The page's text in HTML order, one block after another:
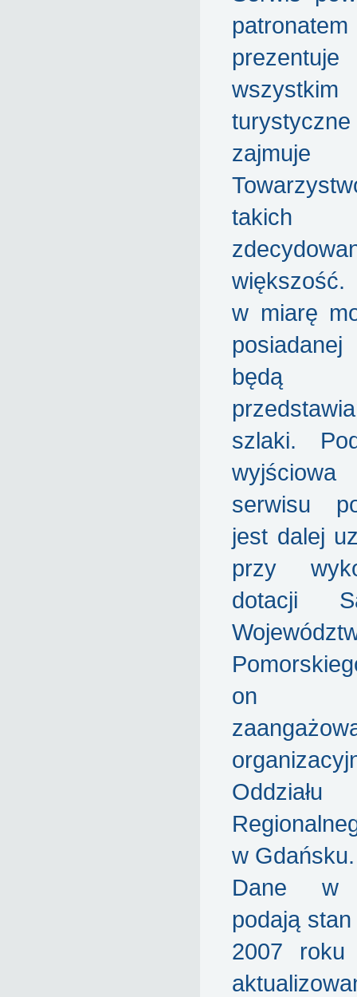
większość.
w miarę
szlaki.
serwisu
jest dalej
przy
dotacji
on
Oddziału
w Gdańsku.
Dane w
podają
2007